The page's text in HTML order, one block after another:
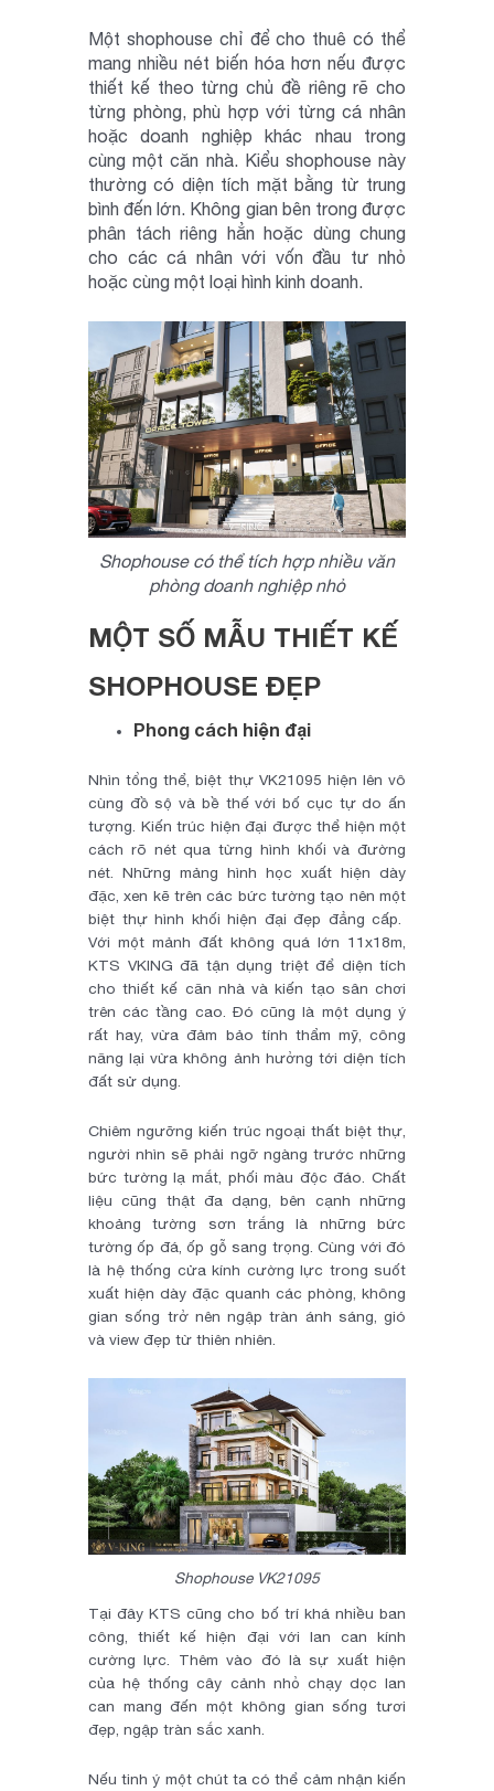
Một shophouse chỉ để cho thuê có thể
mang nhiều nét biến hóa hơn nếu được
thiết kế theo từng chủ đề riêng rẽ cho
từng phòng, phù hợp với từng cá nhân
hoặc doanh nghiệp khác nhau trong
cùng một căn nhà. Kiểu shophouse này
thường có diện tích mặt bằng từ trung
bình đến lớn. Không gian bên trong được
phân tách riêng hẳn hoặc dùng chung
cho các cá nhân với vốn đầu tư nhỏ
hoặc cùng một loại hình kinh doanh.
Shophouse có thể tích hợp nhiều văn
phòng doanh nghiệp nhỏ
MỘT SỐ MẪU THIẾT KẾ
SHOPHOUSE ĐẸP
Phong cách hiện đại
Nhìn tổng thể, biệt thự VK21095 hiện lên vô
cùng đồ sộ và bề thế với bố cục tự do ấn
tượng. Kiến trúc hiện đại được thể hiện một
cách rõ nét qua từng hình khối và đường
nét. Những mảng hình học xuất hiện dày
đặc, xen kẽ trên các bức tường tạo nên một
biệt thự hình khối hiện đại đẹp đẳng cấp.
Với một mảnh đất không quá lớn 11x18m,
KTS VKING đã tận dụng triệt để diện tích
cho thiết kế căn nhà và kiến tạo sân chơi
trên các tầng cao. Đó cũng là một dụng ý
rất hay, vừa đảm bảo tính thẩm mỹ, công
năng lại vừa không ảnh hưởng tới diện tích
đất sử dụng.
Chiêm ngưỡng kiến trúc ngoại thất biệt thự,
người nhìn sẽ phải ngỡ ngàng trước những
bức tường lạ mắt, phối màu độc đáo. Chất
liệu cũng thật đa dạng, bên cạnh những
khoảng tường sơn trắng là những bức
tường ốp đá, ốp gỗ sang trọng. Cùng với đó
là hệ thống cửa kính cường lực trong suốt
xuất hiện dày đặc quanh các phòng, không
gian sống trở nên ngập tràn ánh sáng, gió
và view đẹp từ thiên nhiên.
Shophouse VK21095
Tại đây KTS cũng cho bố trí khá nhiều ban
công, thiết kế hiện đại với lan can kính
cường lực. Thêm vào đó là sự xuất hiện
của hệ thống cây cảnh nhỏ chạy dọc lan
can mang đến một không gian sống tươi
đẹp, ngập tràn sắc xanh.
Nếu tinh ý một chút ta có thể cảm nhận kiến